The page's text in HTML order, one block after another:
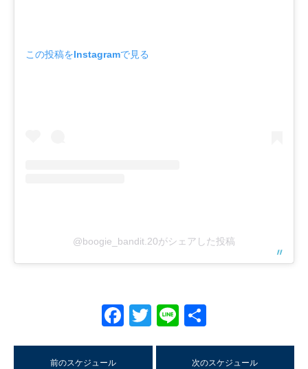
この投稿をInstagramで見る
@boogie_bandit.20がシェアした投稿
Facebook
Twitter
Line
前のスケジュール 次のスケジュール